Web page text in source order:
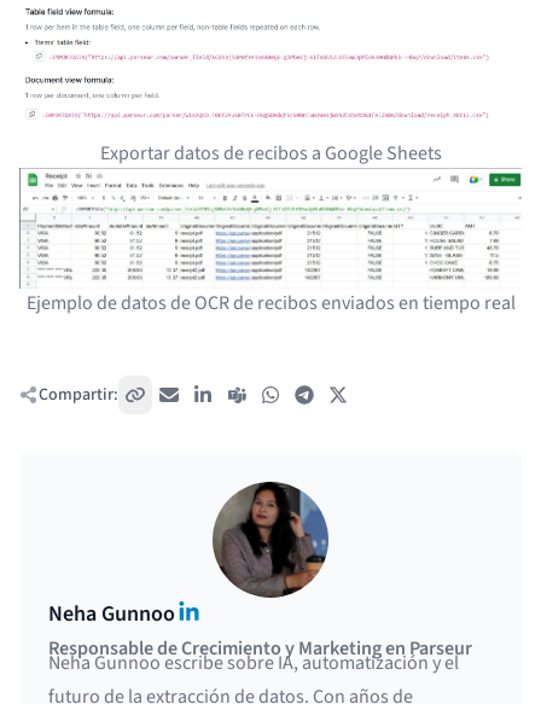
Exportar datos de recibos a Google Sheets
Ejemplo de datos de OCR de recibos enviados en tiempo real
Compartir: Copiar enlace
Correo electrónico
LinkedIn
Teams WhatsAppTelegram
Neha GunnooLinkedIn
Responsable de Crecimiento y Marketing en Parseur
Neha Gunnoo escribe sobre IA, automatización y el
futuro de la extracción de datos. Con años de